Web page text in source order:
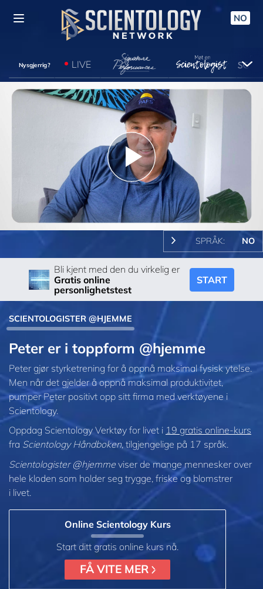
NO
Nysgjerrig? LIVE
Play
Video
SPRÅK: NO
Bli kjent med den du virkelig er
Gratis online
personlighetstest
START
SCIENTOLOGISTER @HJEMME
Peter er i toppform @hjemme
Peter gjør styrketrening for å oppnå maksimal fysisk ytelse.
Men når det gjelder å oppnå maksimal produktivitet,
pumper Peter positivt opp sitt firma med verktøyene i
Scientology.
Oppdag Scientology Verktøy for livet i 19 gratis online-kurs
fra Scientology Håndboken, tilgjengelige på 17 språk.
Scientologister @hjemme viser de mange mennesker over
hele kloden som holder seg trygge, friske og blomstrer
i livet.
Online Scientology Kurs
Start ditt gratis online kurs nå.
FÅ VITE MER